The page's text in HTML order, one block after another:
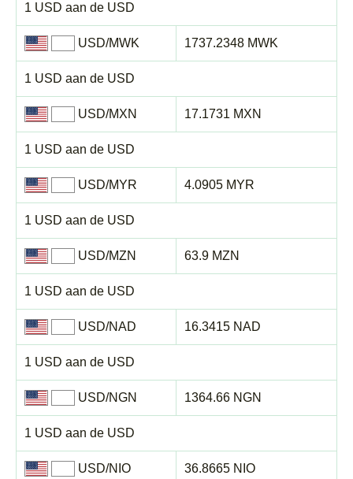
1 USD aan de USD
USD/MWK
1 USD aan de USD
1737.2348 MWK
USD/MXN
1 USD aan de USD
17.1731 MXN
USD/MYR
1 USD aan de USD
4.0905 MYR
USD/MZN
1 USD aan de USD
63.9 MZN
USD/NAD
1 USD aan de USD
16.3415 NAD
USD/NGN
1 USD aan de USD
1364.66 NGN
USD/NIO 36.8665 NIO